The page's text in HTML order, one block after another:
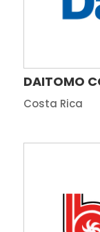
DAITOMO
Costa Rica